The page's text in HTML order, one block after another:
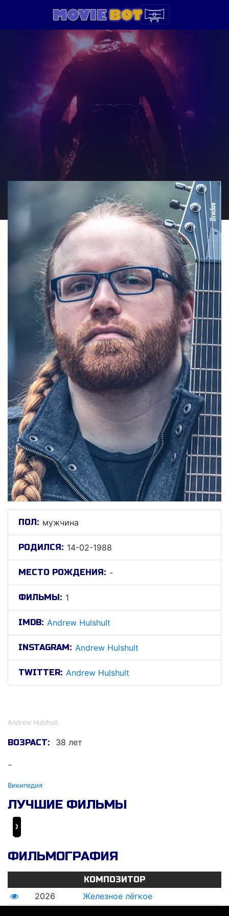
ПОЛ: мужчина
РОДИЛСЯ: 14-02-1988
МЕСТО РОЖДЕНИЯ: -
ФИЛЬМЫ: 1
IMDB: Andrew Hulshult
INSTAGRAM: Andrew Hulshult
TWITTER: Andrew Hulshult
Andrew Hulshult
ВОЗРАСТ: 38 лет
-
Википедия
ЛУЧШИЕ ФИЛЬМЫ
ФИЛЬМОГРАФИЯ
КОМПОЗИТОР
2026 Железное лёгкое